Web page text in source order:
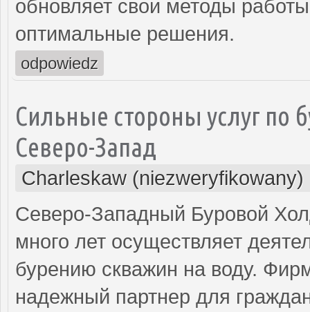
обновляет свои методы
оптимальные решения.
odpowiedz
Сильные стороны услуг по
Северо-Запад
Charleskaw (niezweryfikowany)
Северо-Западный Буровой
много лет осуществляет
бурению скважин на воду.
надежный партнер для